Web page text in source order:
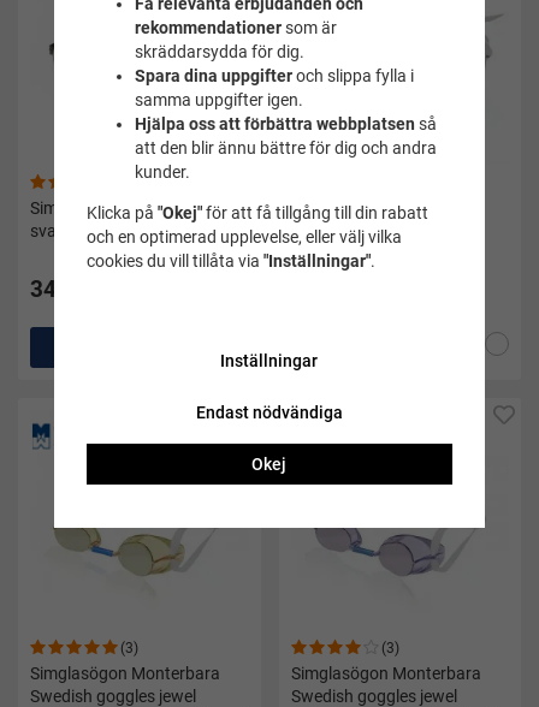
(6)
Simglasöga lightning mirror
svart - Finis
349 kr
Simglasögon Monterbara
Swedish goggles imfria -
Malmsten - klar
(3)
Simglasögon Monterbara
Swedish goggles jewel
(3)
Simglasögon Monterbara
Swedish goggles jewel
rekommendationersom är
skräddarsydda för dig.
Spara dina uppgifteroch slippa fylla i
samma uppgifter igen.
Hjälpa oss att förbättra webbplatsen så
att den blir ännu bättre för dig och andra
kunder.
Klicka på "Okej"för att få tillgång till din rabatt
och en optimerad upplevelse, eller välj vilka
cookies du vill tillåta via "Inställningar".
Inställningar
Endast nödvändiga
Okej